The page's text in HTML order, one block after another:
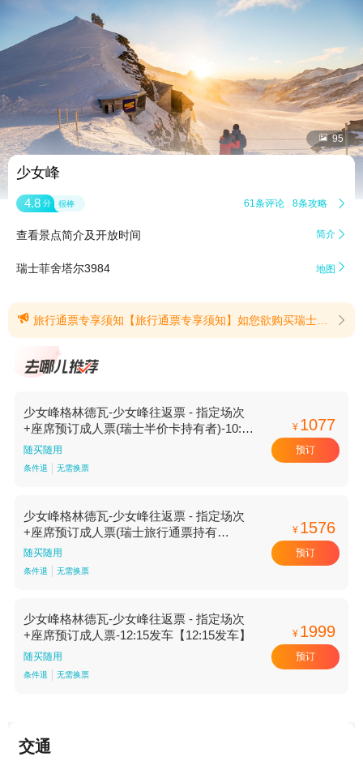
 95
少女峰
4.8 分 很棒 61条评论 8条攻略 
查看景点简介及开放时间 简介 
瑞士菲舍塔尔3984 地图 
 旅行通票专享须知【旅行通票专享须知】如您欲购买瑞士旅行通票持有者专享价的车票，请务必确保您已持有有效的瑞士旅行通票。购票后进站时，须在车站出示有效的旅行通票。如您未持有有效的瑞士旅行通票，以瑞士旅行通票专享价购买车票，将会被处以罚款。敬请知悉 (提示有效期2025/1/9至2027/1/28) 
少女峰格林德瓦-少女峰往返票 - 指定场次
+座席预订成人票(瑞士半价卡持有者)-10:45
发车【10:45发车】
随买随用
条件退 无需换票
¥ 1077
预订
少女峰格林德瓦-少女峰往返票 - 指定场次
+座席预订成人票(瑞士旅行通票持有
者)-11:45发车【11:45发车】
随买随用
条件退 无需换票
¥ 1576
预订
少女峰格林德瓦-少女峰往返票 - 指定场次
+座席预订成人票-12:15发车【12:15发车】
随买随用
条件退 无需换票
¥ 1999
预订
交通